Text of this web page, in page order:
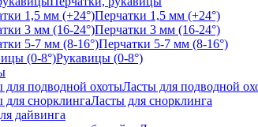
Перчатки 1,5 мм (+24°)
Перчатки 3 мм (16-24°)
Перчатки 5-7 мм (8-16°)
Рукавицы (0-8°)
Ласты для подводной
Ласты для снорклинга
дайвинга